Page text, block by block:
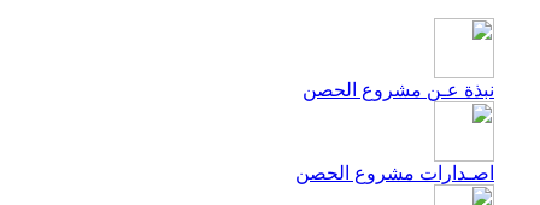
نبذة عـن مشروع الحصن
اصـدارات مشروع الحصن